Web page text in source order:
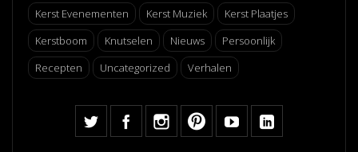
Kerst Evenementen
Kerst Muziek
Kerst Plaatjes
Kerstboom
Knutselen Nieuws
Persoonlijk
Recepten
Uncategorized Verhalen